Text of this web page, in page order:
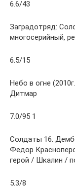
6.6/43
Заградотряд:
многосерийный,
6.5/15
Небо в огне
Дитмар
7.0/95 1
Солдаты 16.
Федор
герой / Шкалин /
5.3/8